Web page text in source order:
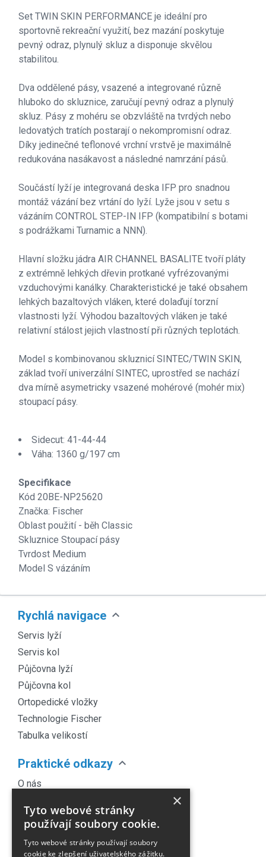
Set TWIN SKIN PERFORMANCE je ideální pro
sportovně rekreační využití, bez mazání poskytuje
pevný odraz, plynulý skluz a disponuje skvělou
stabilitou.
Dva oddělené pásy, vsazené a integrované různě
hluboko do skluznice, zaručují pevný odraz a plynulý
skluz. Pásy z mohéru se obzvláště na tvrdých nebo
ledovatých tratích postarají o nekompromisní odraz.
Díky jedinečné teflonové vrchní vrstvě je maximálně
redukována nasákavost a následné namrzání pásů.
Součástí lyží je integrovaná deska IFP pro snadnou
montáž vázání bez vrtání do lyží. Lyže jsou v setu s
vázáním CONTROL STEP-IN IFP (kompatibilní s botami
s podrážkami Turnamic a NNN).
Hlavní složku jádra AIR CHANNEL BASALITE tvoří pláty
z extrémně lehkých dřevin protkané vyfrézovanými
vzduchovými kanálky. Charakteristické je také obsahem
lehkých bazaltových vláken, které dolaďují torzní
vlastnosti lyží. Výhodou bazaltových vláken je také
relativní stálost jejich vlastností při různých teplotách.
Model s kombinovanou skluznicí SINTEC/TWIN SKIN,
základ tvoří univerzální SINTEC, uprostřed se nachází
dva mírně asymetricky vsazené mohérové (mohér mix)
stoupací pásy.
Sidecut: 41-44-44
Váha: 1360 g/197 cm
Specifikace
Kód 20BE-NP25620
Značka: Fischer
Oblast použití - běh Classic
Skluznice Stoupací pásy
Tvrdost Medium
Model S vázáním
Rychlá navigace expand_more
Servis lyží
Servis kol
Půjčovna lyží
Půjčovna kol
Ortopedické vložky
Technologie Fischer
Tabulka velikostí
Praktické odkazy expand_more
O nás
Obchodní podmínky
Časté dotazy
Kontakt
×
Tyto webové stránky
používají soubory cookie.
Tyto webové stránky používají soubory
cookie ke zlepšení uživatelského zážitku.